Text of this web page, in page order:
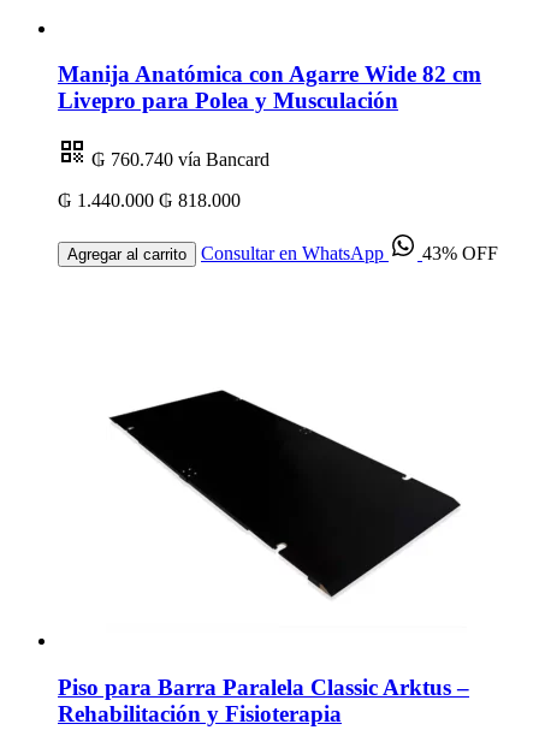
Manija Anatómica con Agarre Wide 82 cm
Livepro para Polea y Musculación
₲ 760.740 vía Bancard
₲ 1.440.000 ₲ 818.000
Agregar al carrito Consultar en WhatsApp 43% OFF
Piso para Barra Paralela Classic Arktus –
Rehabilitación y Fisioterapia